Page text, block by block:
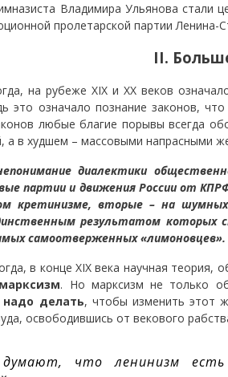
Владимира Ульянова стали
пролетарской партии Ленина-
II.
на рубеже XIX и ХХ веков
это означало познание законов,
любые благие порывы всегда
а в худшем – массовыми напрасными
диалектики
партии и движения России от
кретинизме, вторые – на
результатом которых
самоотверженных «лимоновцев».
в конце XIX века научная
марксизм. Но марксизм не только
надо делать, чтобы изменить этот
освободившись от векового
что ленинизм